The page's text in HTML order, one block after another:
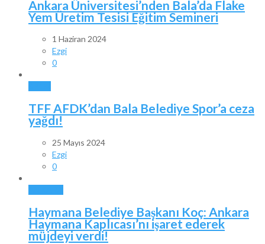
Ankara Üniversitesi’nden Bala’da Flake
Yem Üretim Tesisi Eğitim Semineri
1 Haziran 2024
Ezgi
0
TFF AFDK’dan Bala Belediye Spor’a ceza
yağdı!
25 Mayıs 2024
Ezgi
0
Haymana Belediye Başkanı Koç: Ankara
Haymana Kaplıcası’nı işaret ederek
müjdeyi verdi!